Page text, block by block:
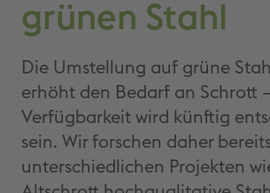
grünen Stahl
Die Umstellung auf grüne
erhöht den Bedarf an Schrott
Verfügbarkeit wird künftig
sein. Wir forschen daher
unterschiedlichen Projekten